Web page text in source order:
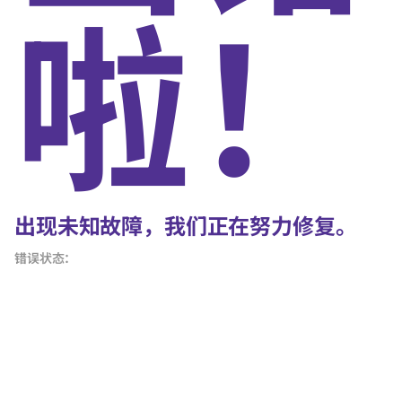
啦！
出现未知故障，我们正在努力修复。
错误状态：